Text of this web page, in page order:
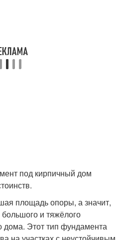
под кирпичный дом
площадь опоры, а значит,
и тяжёлого
дома. Этот тип фундамента